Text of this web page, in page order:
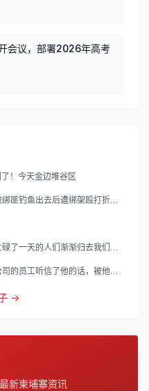
会议，部署2026年高考
！今天金边堆谷区
匪钓鱼出去后遭绑架殴打折
了一天的人们渐渐归去我们的
的员工听信了他的话，被他带
→
新柬埔寨资讯